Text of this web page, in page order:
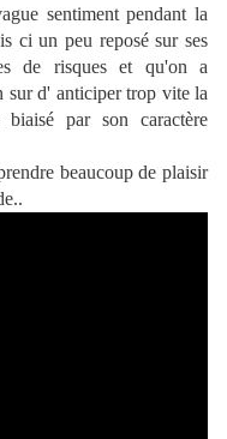
sentiment pendant la
ci un peu reposé sur ses
de risques et qu'on a
sur d' anticiper trop vite la
par son caractère
beaucoup de plaisir